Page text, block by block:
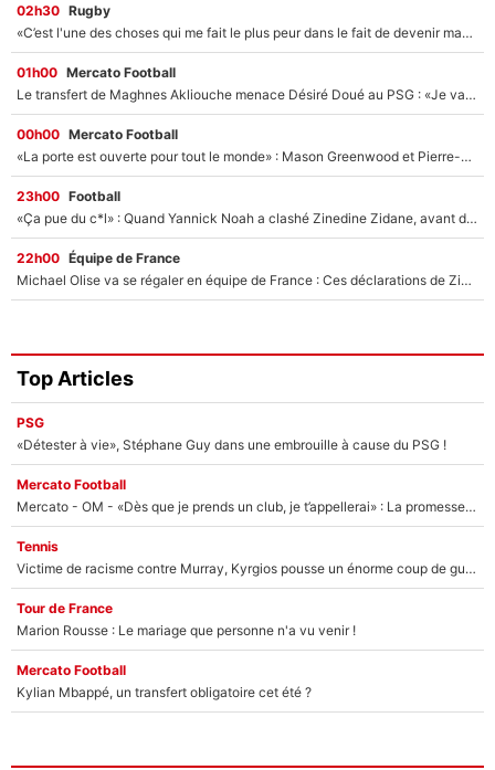
02h30 Rugby
«C’est l'une des choses qui me fait le plus peur dans le fait de devenir maman» : En couple avec Antoine Dupont, Iris Mittenaere s'inquiète déjà pour ses futurs enfants !
01h00 Mercato Football
Le transfert de Maghnes Akliouche menace Désiré Doué au PSG : «Je valide à 200%»
00h00 Mercato Football
«La porte est ouverte pour tout le monde» : Mason Greenwood et Pierre-Emerick Aubameyang ont quitté l'OM, Amine Gouiri balance sur la suite du mercato et sur la réaction du vestiaire !
23h00 Football
«Ça pue du c*l» : Quand Yannick Noah a clashé Zinedine Zidane, avant de se faire recadrer par le nouveau sélectionneur de l'équipe de France !
22h00 Équipe de France
Michael Olise va se régaler en équipe de France : Ces déclarations de Zinedine Zidane qui prouvent qu'il va tout miser sur la star du Bayern Munich !
Top Articles
PSG
«Détester à vie», Stéphane Guy dans une embrouille à cause du PSG !
Mercato Football
Mercato - OM - «Dès que je prends un club, je t’appellerai» : La promesse de Marcelino au moment de claquer la porte
Tennis
Victime de racisme contre Murray, Kyrgios pousse un énorme coup de gueule !
Tour de France
Marion Rousse : Le mariage que personne n'a vu venir !
Mercato Football
Kylian Mbappé, un transfert obligatoire cet été ?